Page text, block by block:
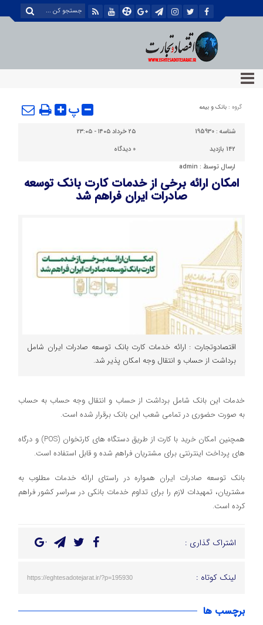
گروه : بانک و بیمه پ
شناسه : 195930
۲۵ خرداد ۱۴۰۵ - ۲۳:۰۵
142 بازدید
0 دیدگاه
ارسال توسط : admin
امکان ارائه برخی از خدمات کارت بانک توسعه
صادرات ایران فراهم شد
اقتصادوتجارت : ارائه خدمات کارت بانک توسعه صادرات ایران شامل
برداشت از حساب و انتقال وجه امکان پذیر شد.
خدمات این بانک شامل برداشت از حساب و انتقال وجه حساب به حساب
به صورت حضوری در تمامی شعب این بانک برقرار شده است.
همچنین امکان خرید با کارت از طریق دستگاه های کارتخوان (POS) و درگاه
های پرداخت اینترنتی برای مشتریان فراهم شده و قابل استفاده است.
بانک توسعه صادرات ایران همواره در راستای ارائه خدمات مطلوب به
مشتریان، تمهیدات لازم را برای تداوم خدمات بانکی در سراسر کشور فراهم
کرده است.
اشتراک گذاری :
لینک کوتاه : https://eghtesadotejarat.ir/?p=195930
برچسب ها